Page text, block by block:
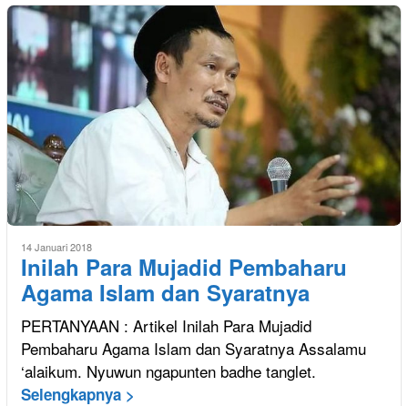
14 Januari 2018
Inilah Para Mujadid Pembaharu
Agama Islam dan Syaratnya
PERTANYAAN : Artikel Inilah Para Mujadid
Pembaharu Agama Islam dan Syaratnya Assalamu
‘alaikum. Nyuwun ngapunten badhe tanglet.
Selengkapnya >